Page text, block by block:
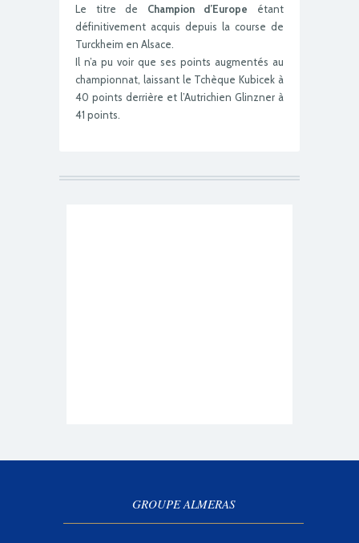
Le titre de Champion d’Europe étant
définitivement acquis depuis la course de
Turckheim en Alsace.
Il n’a pu voir que ses points augmentés au
championnat, laissant le Tchèque Kubicek à
40 points derrière et l’Autrichien Glinzner à
41 points.
GROUPE ALMERAS